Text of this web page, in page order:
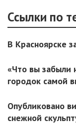
Ссылки по
В Красноярске
«Что вы забыли
городок самой
Опубликовано
снежной